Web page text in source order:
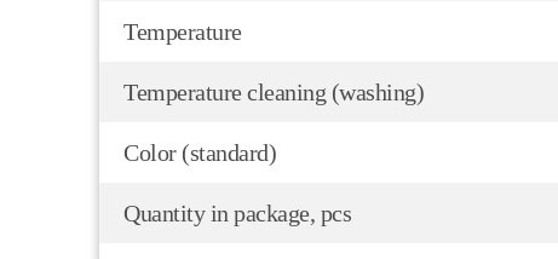
Temperature
Temperature cleaning (washing)
Color (standard)
Quantity in package, pcs